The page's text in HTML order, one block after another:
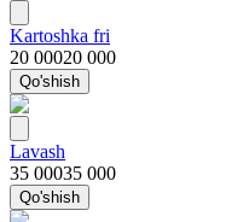
Kartoshka fri
20 00020 000
Qo'shish
Lavash
35 00035 000
Qo'shish